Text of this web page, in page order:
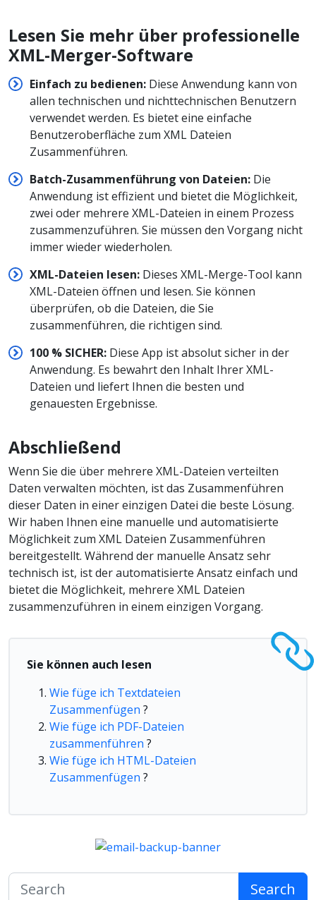
Lesen Sie mehr über professionelle
XML-Merger-Software
Einfach zu bedienen: Diese Anwendung kann von
allen technischen und nichttechnischen Benutzern
verwendet werden. Es bietet eine einfache
Benutzeroberfläche zum XML Dateien
Zusammenführen.
Batch-Zusammenführung von Dateien: Die
Anwendung ist effizient und bietet die Möglichkeit,
zwei oder mehrere XML-Dateien in einem Prozess
zusammenzuführen. Sie müssen den Vorgang nicht
immer wieder wiederholen.
XML-Dateien lesen: Dieses XML-Merge-Tool kann
XML-Dateien öffnen und lesen. Sie können
überprüfen, ob die Dateien, die Sie
zusammenführen, die richtigen sind.
100 % SICHER: Diese App ist absolut sicher in der
Anwendung. Es bewahrt den Inhalt Ihrer XML-
Dateien und liefert Ihnen die besten und
genauesten Ergebnisse.
Abschließend
Wenn Sie die über mehrere XML-Dateien verteilten
Daten verwalten möchten, ist das Zusammenführen
dieser Daten in einer einzigen Datei die beste Lösung.
Wir haben Ihnen eine manuelle und automatisierte
Möglichkeit zum XML Dateien Zusammenführen
bereitgestellt. Während der manuelle Ansatz sehr
technisch ist, ist der automatisierte Ansatz einfach und
bietet die Möglichkeit, mehrere XML Dateien
zusammenzuführen in einem einzigen Vorgang.
Sie können auch lesen
Wie füge ich Textdateien
Zusammenfügen ?
Wie füge ich PDF-Dateien
zusammenführen ?
Wie füge ich HTML-Dateien
Zusammenfügen ?
Search